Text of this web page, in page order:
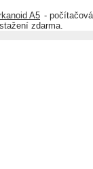
A5 - počítačová
zdarma.